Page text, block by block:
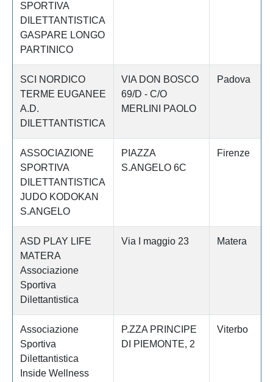
SPORTIVA
DILETTANTISTICA
GASPARE LONGO
PARTINICO
SCI NORDICO
TERME EUGANEE
A.D.
DILETTANTISTICA
VIA DON BOSCO
69/D - C/O
MERLINI PAOLO
Padova
ASSOCIAZIONE
SPORTIVA
DILETTANTISTICA
JUDO KODOKAN
S.ANGELO
PIAZZA
S.ANGELO 6C
Firenze
ASD PLAY LIFE
MATERA
Associazione
Sportiva
Dilettantistica
Via I maggio 23 Matera
Associazione
Sportiva
Dilettantistica
Inside Wellness
P.ZZA PRINCIPE
DI PIEMONTE, 2
Viterbo